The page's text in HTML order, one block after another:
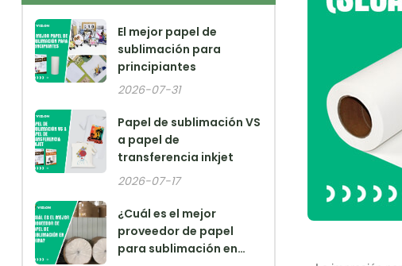
El mejor papel de
sublimación para
principiantes
2026-07-31
Papel de sublimación VS
a papel de
transferencia inkjet
2026-07-17
¿Cuál es el mejor
proveedor de papel
para sublimación en